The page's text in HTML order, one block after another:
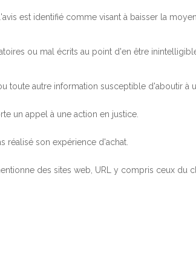
est identifié comme visant à baisser la
ou mal écrits au point d'en être
toute autre information susceptible d'aboutir à
un appel à une action en justice.
réalisé son expérience d'achat.
des sites web, URL y compris ceux du